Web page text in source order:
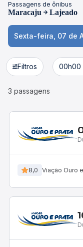
Passagens de ônibus
Maracaju Lajeado
Sexta-feira, 07 de
Filtros 00h00
3 passagens
8,0 Viação Ouro